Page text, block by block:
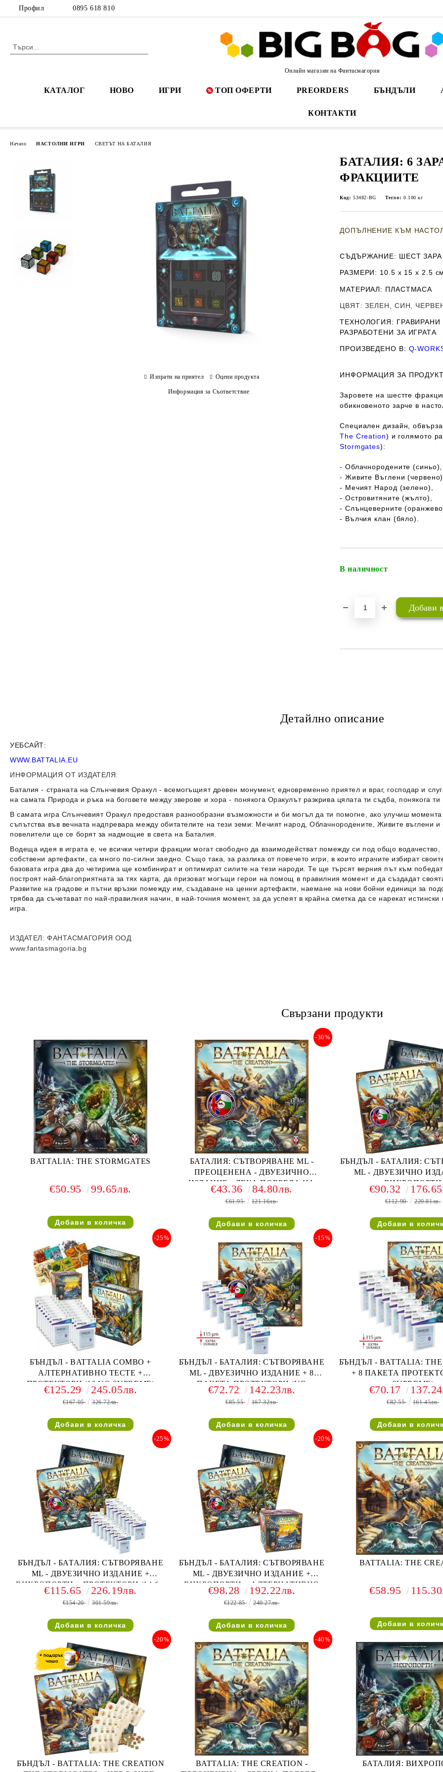
Профил 0895 618 810
Онлайн магазин на Фантасмагория
КАТАЛОГ НОВО ИГРИ ТОП ОФЕРТИ PREORDERS БЪНДЪЛИ
КОНТАКТИ
Начало НАСТОЛНИ ИГРИ СВЕТЪТ НА БАТАЛИЯ
БАТАЛИЯ: 6
ФРАКЦИИТЕ
Код: 53482-BG Тегло: 0.100 кг
ДОПЪЛНЕНИЕ КЪМ
СЪДЪРЖАНИЕ: ШЕСТ
РАЗМЕРИ: 10.5 х 15 х 2.5 см
МАТЕРИАЛ: ПЛАСТМАСА
ЦВЯТ: ЗЕЛЕН, СИН,
ТЕХНОЛОГИЯ:
РАЗРАБОТЕНИ ЗА ИГРАТА
ПРОИЗВЕДЕНО В: Q-
ИНФОРМАЦИЯ ЗА
Заровете на шестте
обикновеното зарче в
Специален дизайн,
The Creation) и голямото
Stormgates):
- Облачнородените (синьо),
- Живите Въглени (червено),
- Мечият Народ (зелено),
- Островитяните (жълто),
- Слънцеверните
- Вълчия клан (бяло).
В наличност
Изпрати на приятел Оцени продукта
Информация за Съответствие
Детайлно описание
УЕБСАЙТ:
WWW.BATTALIA.EU
ИНФОРМАЦИЯ ОТ ИЗДАТЕЛЯ:
Баталия - страната на Слънчевия Оракул - всемогъщият древен монумент, едновременно приятел и враг, господар и
на самата Природа и ръка на боговете между зверове и хора - понякога Оракулът разкрива цялата ти съдба, понякога
В самата игра Слънчевият Оракул предоставя разнообразни възможности и би могъл да ти помогне, ако улучиш
съпътства във вечната надпревара между обитателите на тези земи: Мечият народ, Облачнородените, Живите въглени
повелители ще се борят за надмощие в света на Баталия.
Водеща идея в играта е, че всички четири фракции могат свободно да взаимодействат помежду си под общо
собствени артефакти, са много по-силни заедно. Също така, за разлика от повечето игри, в които играчите избират
базовата игра два до четирима ще комбинират и оптимират силите на тези народи. Те ще търсят верния път към
построят най-благоприятната за тях карта, да призоват могъщи герои на помощ в правилния момент и да създадат
Развитие на градове и пътни връзки помежду им, създаване на ценни артефакти, наемане на нови бойни единици за
трябва да съчетават по най-правилния начин, в най-точния момент, за да успеят в крайна сметка да се нарекат
игра.
ИЗДАТЕЛ: ФАНТАСМАГОРИЯ ООД
www.fantasmagoria.bg
Свързани продукти
BATTALIA: THE STORMGATES
€50.95 99.65лв.
БАТАЛИЯ: СЪТВОРЯВАНЕ ML -
ПРЕОЦЕНЕНА - ДВУЕЗИЧНО
ИЗДАНИЕ - ЛЕКА ПОВРЕДА НА
КУТИЯТА
-30%
€43.36 84.80лв.
€61.95 121.16лв.
БЪНДЪЛ - БАТАЛИЯ:
ML - ДВУЕЗИЧНО
ВИХРОПОРТИ
€90.32
€112.90 220.81лв.
БЪНДЪЛ - BATTALIA COMBO +
АЛТЕРНАТИВНО ТЕСТЕ +
ПРОТЕКТОРИ (16 UG SUPREME)
-25%
€125.29 245.05лв.
€167.05 326.72лв.
БЪНДЪЛ - БАТАЛИЯ: СЪТВОРЯВАНЕ
ML - ДВУЕЗИЧНО ИЗДАНИЕ + 8
ПАКЕТА ПРОТЕКТОРИ (UG
SUPREME)
-15%
€72.72 142.23лв.
€85.55 167.32лв.
БЪНДЪЛ - BATTALIA: THE
+ 8 ПАКЕТА
SUPREME)
€70.17
€82.55 161.45лв.
БЪНДЪЛ - БАТАЛИЯ: СЪТВОРЯВАНЕ
ML - ДВУЕЗИЧНО ИЗДАНИЕ +
ВИХРОПОРТИ + ПРОТЕКТОРИ (14 бр.
UG SUPREME)
-25%
€115.65 226.19лв.
€154.20 301.59лв.
БЪНДЪЛ - БАТАЛИЯ: СЪТВОРЯВАНЕ
ML - ДВУЕЗИЧНО ИЗДАНИЕ +
ВИХРОПОРТИ + АЛТЕРНАТИВНО
ТЕСТЕ
-20%
€98.28 192.22лв.
€122.85 240.27лв.
BATTALIA: THE
€58.95
БЪНДЪЛ - BATTALIA: THE CREATION
-20%
BATTALIA: THE CREATION -
-40%
БАТАЛИЯ: